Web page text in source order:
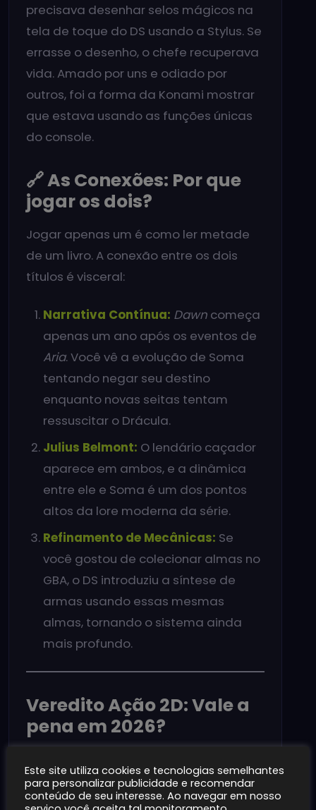
precisava desenhar selos mágicos na
tela de toque do DS usando a Stylus. Se
errasse o desenho, o chefe recuperava
vida. Amado por uns e odiado por
outros, foi a forma da Konami mostrar
que estava usando as funções únicas
do console.
🔗 As Conexões: Por que
jogar os dois?
Jogar apenas um é como ler metade
de um livro. A conexão entre os dois
títulos é visceral:
Narrativa Contínua: Dawn começa
apenas um ano após os eventos de
Aria. Você vê a evolução de Soma
tentando negar seu destino
enquanto novas seitas tentam
ressuscitar o Drácula.
Julius Belmont: O lendário caçador
aparece em ambos, e a dinâmica
entre ele e Soma é um dos pontos
altos da lore moderna da série.
Refinamento de Mecânicas: Se
você gostou de colecionar almas no
GBA, o DS introduziu a síntese de
armas usando essas mesmas
almas, tornando o sistema ainda
mais profundo.
Veredito Ação 2D: Vale a
pena em 2026?
ou através daCastlevania Advance
Collection, esses dois jogos são aulas
Este site utiliza cookies e tecnologias semelhantes
para personalizar publicidade e recomendar
conteúdo de seu interesse. Ao navegar em nosso